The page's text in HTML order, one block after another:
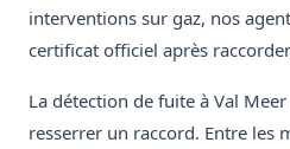
interventions sur gaz, nos
certificat officiel après
La détection de fuite à Val
resserrer un raccord. Entre les